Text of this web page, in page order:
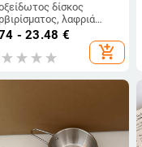
δίσκος
λαφριά
ρετρό στυλ,
για
χωρίς
κατάλληλο δώρο
συνάδελφο
- 23.48 €
add_shopping_cart